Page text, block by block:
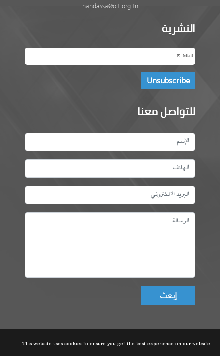
This website uses cookies to ensure you get the best experience on our website.
handassa@oit.org.tn
النشرية
للتواصل معنا